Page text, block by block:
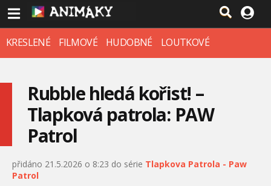
KRESLENÉ FILMOVÉ HUDOBNÉ LOUTKOVÉ
Rubble hledá kořist! –
Tlapková patrola: PAW
Patrol
přidáno 21.5.2026 o 8:23 do série Tlapkova Patrola - Paw
Patrol